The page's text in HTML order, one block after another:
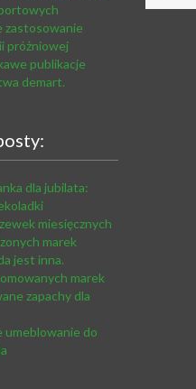
zastosowanie
próżniowej
publikacje
demart.
dla jubilata:
miesięcznych
marek
jest inna.
marek
zapachy dla
umeblowanie do